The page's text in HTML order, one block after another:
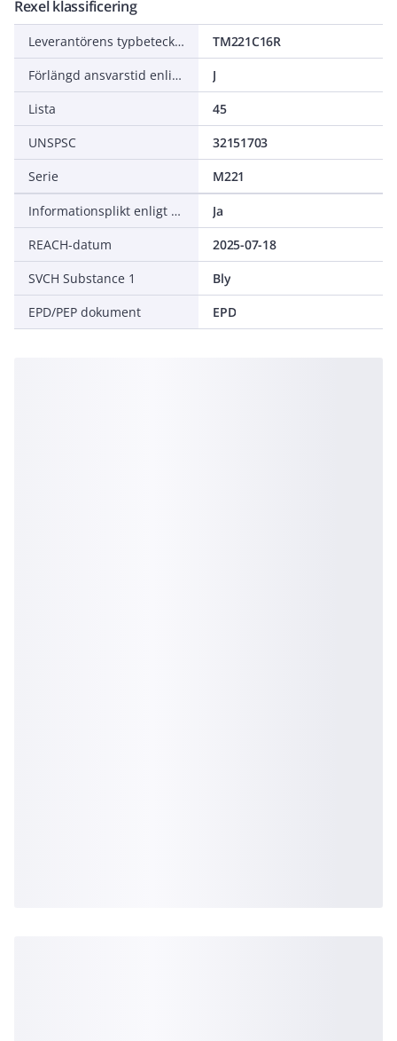
Rexel klassificering
Leverantörens typbeteckning
TM221C16R
Förlängd ansvarstid enligt ALEM-09
J
Lista
45
UNSPSC
32151703
Serie
M221
Informationsplikt enligt REACH
Ja
REACH-datum
2025-07-18
SVCH Substance 1
Bly
EPD/PEP dokument
EPD